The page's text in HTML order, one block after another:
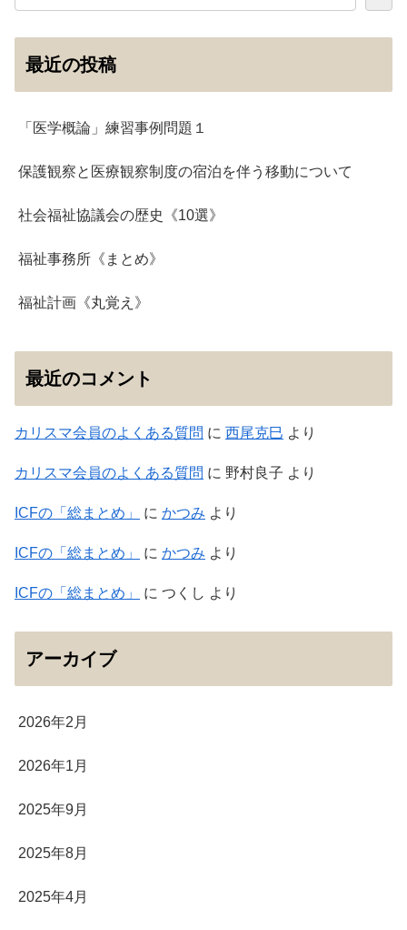
最近の投稿
「医学概論」練習事例問題１
保護観察と医療観察制度の宿泊を伴う移動について
社会福祉協議会の歴史《10選》
福祉事務所《まとめ》
福祉計画《丸覚え》
最近のコメント
カリスマ会員のよくある質問 に 西尾克巳 より
カリスマ会員のよくある質問 に 野村良子 より
ICFの「総まとめ」 に かつみ より
ICFの「総まとめ」 に かつみ より
ICFの「総まとめ」 に つくし より
アーカイブ
2026年2月
2026年1月
2025年9月
2025年8月
2025年4月